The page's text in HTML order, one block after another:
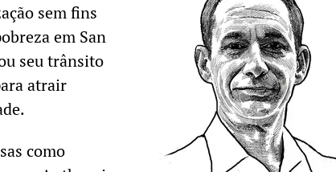
sem fins
em San
seu trânsito
atrair
como